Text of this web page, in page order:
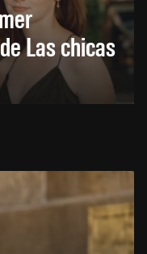
Las chicas